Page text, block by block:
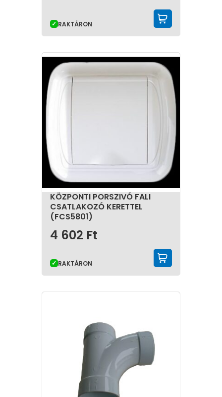
RAKTÁRON
KÖZPONTI PORSZIVÓ FALI
CSATLAKOZÓ KERETTEL
(FCS5801)
4 602 Ft
RAKTÁRON